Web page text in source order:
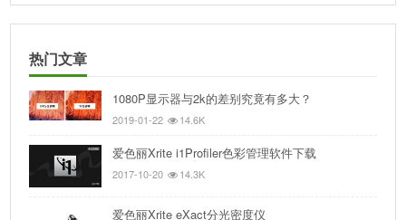
热门文章
1080P显示器与2k的差别究竟有多大？
2019-01-22 14.6K
爱色丽Xrite i1Profiler色彩管理软件下载
2017-10-20 14.3K
爱色丽Xrite eXact分光密度仪